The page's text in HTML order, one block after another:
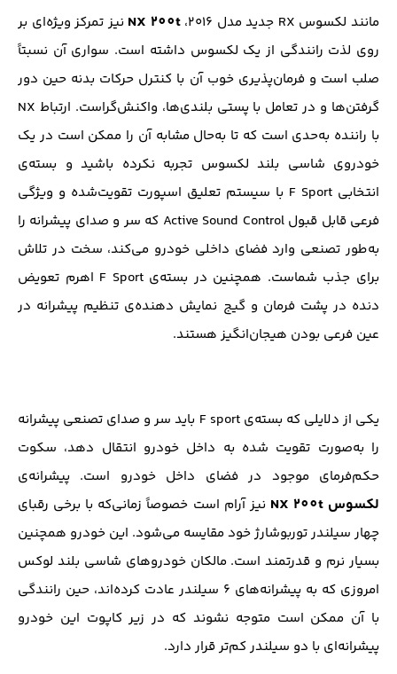
مانند لکسوس RX جدید مدل ۲۰۱۶، NX 200t نیز تمرکز ویژه‌ای بر
روی لذت رانندگی از یک لکسوس داشته است. سواری آن نسبتاً
صلب است و فرمان‌پذیری خوب آن با کنترل حرکات بدنه حین دور
گرفتن‌ها و در تعامل با پستی بلندی‌ها، واکنش‌گراست. ارتباط NX
با راننده به‌حدی است که تا به‌حال مشابه آن را ممکن است در یک
خودروی شاسی بلند لکسوس تجربه نکرده باشید و بسته‌ی
انتخابی F Sport با سیستم تعلیق اسپورت تقویت‌شده و ویژگی
فرعی قابل قبول Active Sound Control که سر و صدای پیشرانه را
به‌طور تصنعی وارد فضای داخلی خودرو می‌کند، سخت در تلاش
برای جذب شماست. همچنین در بسته‌ی F Sport اهرم تعویض
دنده در پشت فرمان و گیج نمایش دهنده‌ی تنظیم پیشرانه در
عین فرعی بودن هیجان‌انگیز هستند.
یکی از دلایلی که بسته‌ی F sport باید سر و صدای تصنعی پیشرانه
را به‌صورت تقویت شده به داخل خودرو انتقال دهد، سکوت
حکم‌فرمای موجود در فضای داخل خودرو است. پیشرانه‌ی
لکسوس NX 200t
نیز آرام است خصوصاً زمانی‌که با برخی رقبای
چهار سیلندر توربوشارژ خود مقایسه می‌شود. این خودرو همچنین
بسیار نرم و قدرتمند است. مالکان خودروهای شاسی بلند لوکس
امروزی که به پیشرانه‌های ۶ سیلندر عادت کرده‌اند، حین رانندگی
با آن ممکن است متوجه نشوند که در زیر کاپوت این خودرو
پیشرانه‌ای با دو سیلندر کم‌تر قرار دارد.